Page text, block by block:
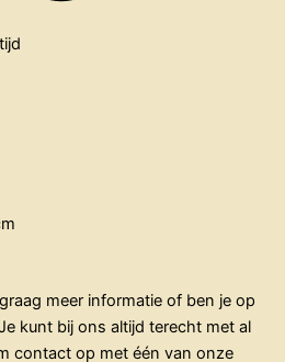
meer informatie of ben je op
kunt bij ons altijd terecht met al
contact op met één van onze